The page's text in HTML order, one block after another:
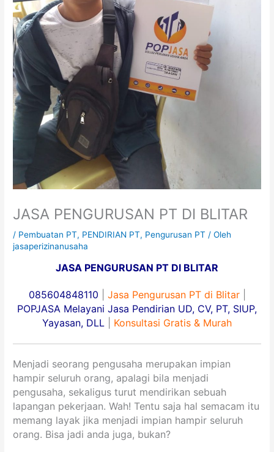
JASA PENGURUSAN PT DI BLITAR
/ Pembuatan PT, PENDIRIAN PT, Pengurusan PT / Oleh
jasaperizinanusaha
JASA PENGURUSAN PT DI BLITAR
085604848110 Jasa Pengurusan PT di Blitar
POPJASA Melayani Jasa Pendirian UD, CV, PT, SIUP,
Yayasan, DLL
Konsultasi Gratis & Murah
Menjadi seorang pengusaha merupakan impian
hampir seluruh orang, apalagi bila menjadi
pengusaha, sekaligus turut mendirikan sebuah
lapangan pekerjaan. Wah! Tentu saja hal semacam itu
memang layak jika menjadi impian hampir seluruh
orang. Bisa jadi anda juga, bukan?